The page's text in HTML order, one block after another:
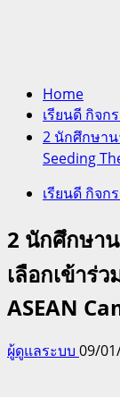
Home
เรียนดี กิจก
2 นักศึกษาน
Seeding
เรียนดี กิจก
2 นักศึกษา
เลือกเข้าร่
ASEAN
ผู้ดูแลระบบ 09/